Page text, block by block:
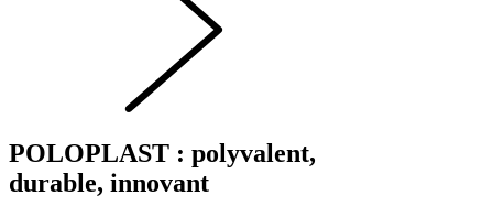
POLOPLAST : polyvalent,
durable, innovant